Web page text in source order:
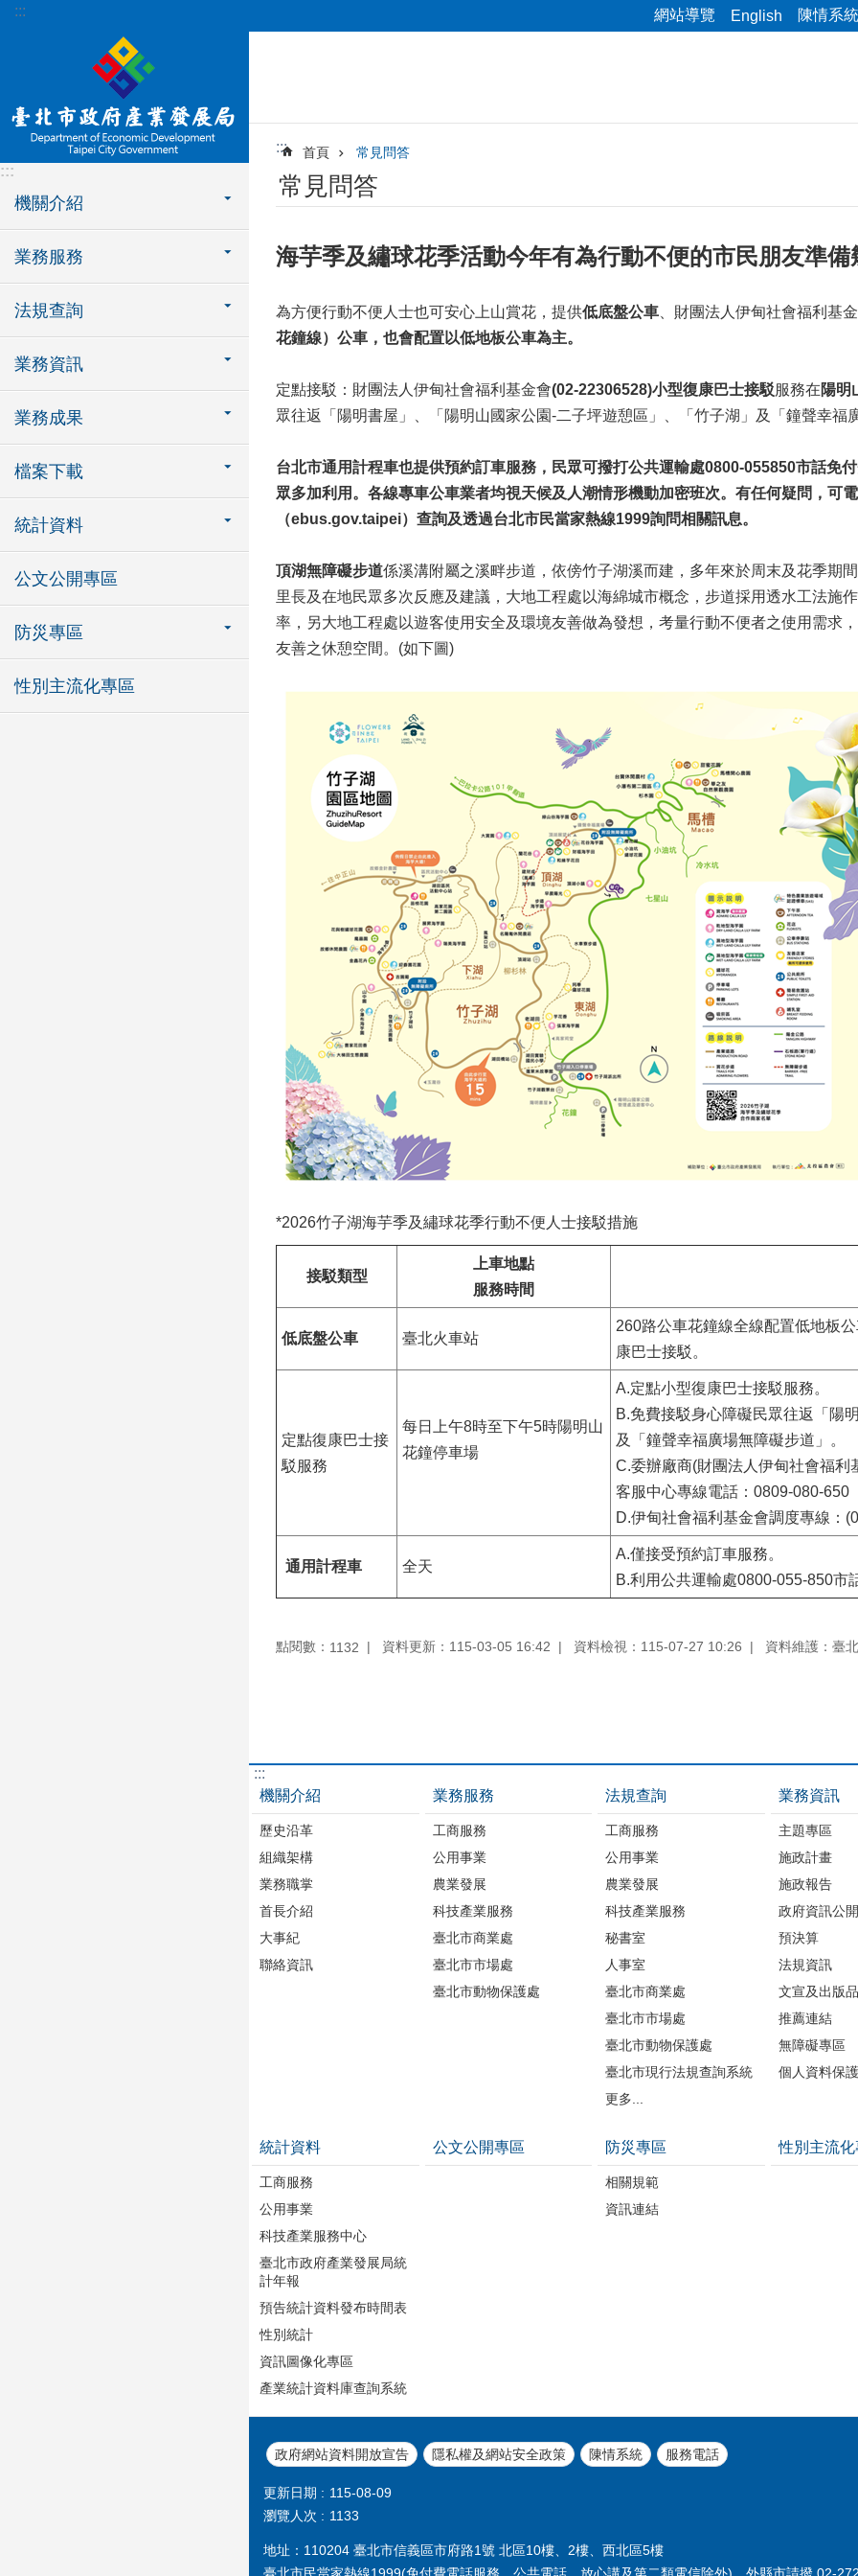
跳到主要內容區塊
::: 網站導覽 English 陳情系統
:::
機關介紹
業務服務
法規查詢
業務資訊
業務成果
檔案下載
統計資料
公文公開專區
防災專區
性別主流化專區
::: 首頁 常見問答
常見問答
海芋季及繡球花季活動今年有為行動不便的市民朋友準
為方便行動不便人士也可安心上山賞花，提供低底盤公車 、財團法人伊甸社會福利基
花鐘線） 公車，也會配置以低地板公車為主。
定點接駁：財團法人伊甸社會福利基金會(02-22306528)小型復康巴士接駁服務在陽明
眾往返「陽明書屋」、「陽明山國家公園-二子坪遊憩區」、「竹子湖」及「鐘聲幸
台北市通用計程車也提供預約訂車服務，民眾可撥打公共運輸處0800-055850市話免
眾多加利用。各線專車公車業者均視天候及人潮情形機動加密班次。有任何疑問，可
（ebus.gov.taipei）查詢及透過台北市民當家熱線1999詢問相關訊息。
頂湖無障礙步道係溪溝附屬之溪畔步道，依傍竹子湖溪而建，多年來於周末及花季期
里長及在地民眾多次反應及建議，大地工程處以海綿城市概念，步道採用透水工法施
率，另大地工程處以遊客使用安全及環境友善做為發想，考量行動不便者之使用需求
友善之休憩空間。(如下圖)
*2026竹子湖海芋季及繡球花季行動不便人士接駁措施
接駁類型
上車地點
服務時間
低底盤公車 臺北火車站
260路公車花鐘線全線配置低地板
康巴士接駁。
定點復康巴士接
駁服務
每日上午8時至下午5時陽明山
花鐘停車場
A.定點小型復康巴士接駁服務。
B.免費接駁身心障礙民眾往返「陽
及「鐘聲幸福廣場無障礙步道」。
C.委辦廠商(財團法人伊甸社會福利
客服中心專線電話：0809-080-650
D.伊甸社會福利基金會調度專線：
通用計程車 全天
A.僅接受預約訂車服務。
B.利用公共運輸處0800-055-850市
點閱數： 1132 資料更新：115-03-05 16:42 資料檢視：115-07-27 10:26 資料維護：臺
:::
機關介紹
歷史沿革
組織架構
業務職掌
首長介紹
大事紀
聯絡資訊
業務服務
工商服務
公用事業
農業發展
科技產業服務
臺北市商業處
臺北市市場處
臺北市動物保護處
法規查詢
工商服務
公用事業
農業發展
科技產業服務
秘書室
人事室
臺北市商業處
臺北市市場處
臺北市動物保護處
臺北市現行法規查詢系統
更多...
業務資訊
主題專區
施政計畫
施政報告
政府資訊公開
預決算
法規資訊
文宣及出版品
推薦連結
無障礙專區
個人資料保
統計資料
工商服務
公用事業
科技產業服務中心
臺北市政府產業發展局統
計年報
預告統計資料發布時間表
性別統計
資訊圖像化專區
產業統計資料庫查詢系統
公文公開專區 防災專區
相關規範
資訊連結
性別主流
政府網站資料開放宣告 隱私權及網站安全政策 陳情系統 服務電話
更新日期
115-08-09
瀏覽人次
1133
地址：110204 臺北市信義區市府路1號 北區10樓、2樓、西北區5樓